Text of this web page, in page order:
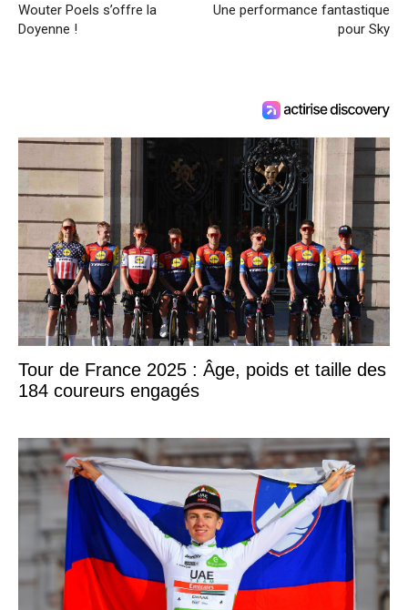
Wouter Poels s’offre la
Doyenne !
Une performance fantastique
pour Sky
Tour de France 2025 : Âge, poids et taille des
184 coureurs engagés